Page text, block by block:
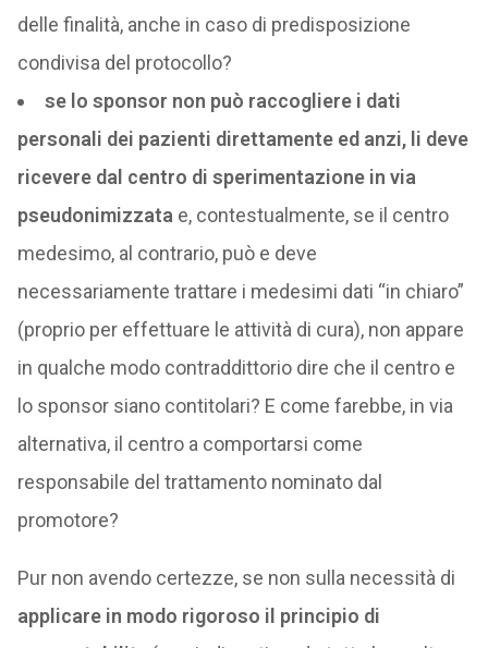
delle finalità, anche in caso di predisposizione
condivisa del protocollo?
se lo sponsor non può raccogliere i dati
personali dei pazienti direttamente ed anzi, li deve
ricevere dal centro di sperimentazione in via
pseudonimizzatae, contestualmente, se il centro
medesimo, al contrario, può e deve
necessariamente trattare i medesimi dati “in chiaro”
(proprio per effettuare le attività di cura), non appare
in qualche modo contraddittorio dire che il centro e
lo sponsor siano contitolari? E come farebbe, in via
alternativa, il centro a comportarsi come
responsabile del trattamento nominato dal
promotore?
Pur non avendo certezze, se non sulla necessità di
applicare in modo rigoroso il principio di